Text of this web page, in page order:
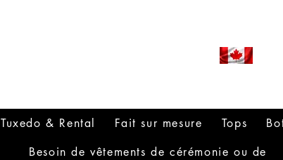
Tuxedo & Rental Fait sur mesure Tops
Besoin de vêtements de cérémonie ou de